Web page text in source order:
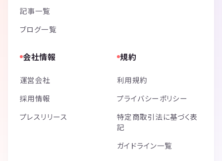
記事一覧
ブログ一覧
会社情報
運営会社
採用情報
プレスリリース
規約
利用規約
プライバシーポリシー
特定商取引法に基づく表
記
ガイドライン一覧